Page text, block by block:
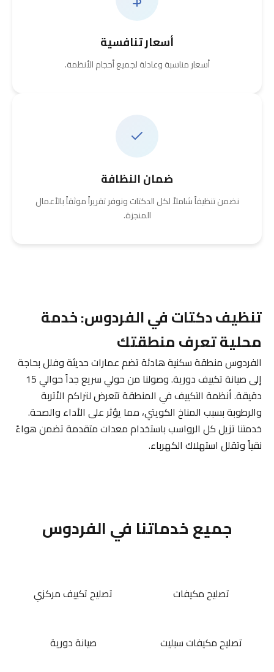
أسعار تنافسية
أسعار مناسبة وعادلة لجميع أحجام الأنظمة.
ضمان النظافة
نضمن تنظيفاً شاملاً لكل الدكتات ونوفر تقريراً موثقاً بالأعمال
المنجزة.
تنظيف دكتات في الفردوس: خدمة
محلية تعرف منطقتك
الفردوس منطقة سكنية هادئة تضم عمارات حديثة وفلل بحاجة
إلى صيانة تكييف دورية. وصولنا من حولي سريع جداً حوالي 15
دقيقة. أنظمة التكييف في المنطقة تتعرض لتراكم الأتربة
والرطوبة بسبب المناخ الكويتي، مما يؤثر على الأداء والصحة.
خدمتنا تزيل كل الرواسب باستخدام معدات متقدمة تضمن هواءً
نقياً وتقلل استهلاك الكهرباء.
جميع خدماتنا في الفردوس
تصليح مكيفات تصليح تكييف مركزي
تصليح مكيفات سبليت صيانة دورية